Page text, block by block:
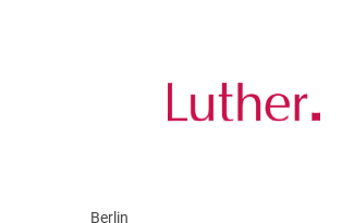
Berlin